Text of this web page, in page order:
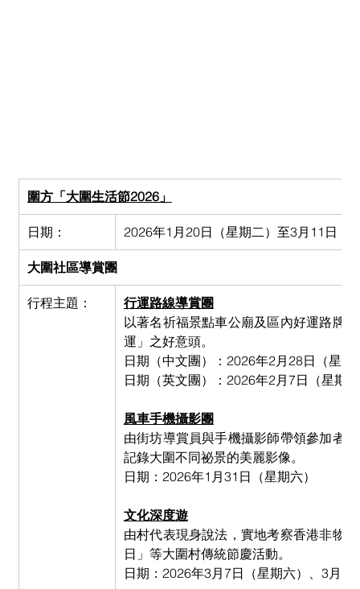
圍方「大圍生活節2026」
日期： 2026年1月20日（星期二）至3月11日（
大圍社區導賞團
行程主題：
行運路線導賞團
以著名祈福景點車公廟及區內好運路牌
運」之好意頭。
日期（中文團）：2026年2月28日（星期
日期（英文團）：2026年2月7日（星期
風車手機攝影團
由街坊導賞員與手機攝影師帶領參加者
記錄大圍不同祕景的美麗影像。
日期：2026年1月31日（星期六）
文化深度遊
由村代表現身說法，實地考察香港非物
日」等大圍村傳統節慶活動。
日期：2026年3月7日（星期六）、3月8